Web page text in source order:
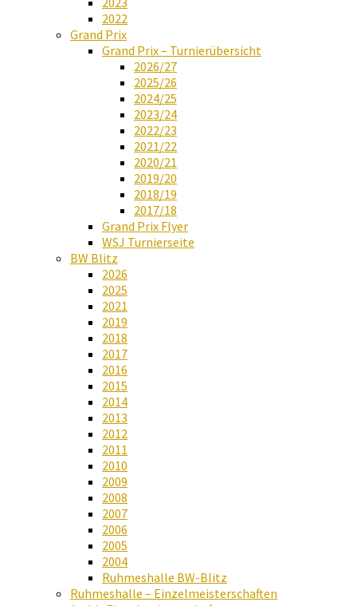
2022
Grand Prix
Grand Prix – Turnierübersicht
2026/27
2025/26
2024/25
2023/24
2022/23
2021/22
2020/21
2019/20
2018/19
2017/18
Grand Prix Flyer
WSJ Turnierseite
BW Blitz
2026
2025
2021
2019
2018
2017
2016
2015
2014
2013
2012
2011
2010
2009
2008
2007
2006
2005
2004
Ruhmeshalle BW-Blitz
Ruhmeshalle – Einzelmeisterschaften